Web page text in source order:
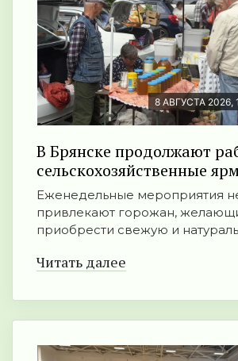
8 АВГУСТА 2026,
В Брянске продолжают
сельскохозяйственные
Еженедельные мероприятия
привлекают горожан,
приобрести свежую и
Читать далее